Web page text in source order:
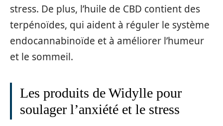
stress. De plus, l’huile de CBD contient des
terpénoïdes, qui aident à réguler le système
endocannabinoïde et à améliorer l’humeur
et le sommeil.
Les produits de Widylle pour
soulager l’anxiété et le stress